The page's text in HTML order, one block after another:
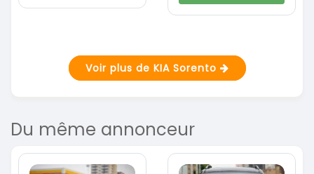
Voir plus de KIA Sorento
Du même annonceur